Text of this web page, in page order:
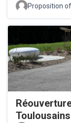
Proposition
Toulousains